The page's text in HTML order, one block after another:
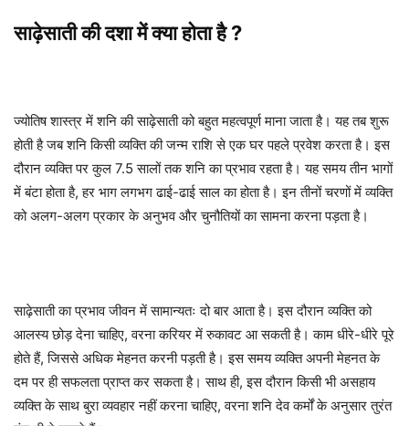
साढ़ेसाती की दशा में क्या होता है ?
ज्योतिष शास्त्र में शनि की साढ़ेसाती को बहुत महत्वपूर्ण माना जाता है। यह तब शुरू
होती है जब शनि किसी व्यक्ति की जन्म राशि से एक घर पहले प्रवेश करता है। इस
दौरान व्यक्ति पर कुल 7.5 सालों तक शनि का प्रभाव रहता है। यह समय तीन भागों
में बंटा होता है, हर भाग लगभग ढाई-ढाई साल का होता है। इन तीनों चरणों में व्यक्ति
को अलग-अलग प्रकार के अनुभव और चुनौतियों का सामना करना पड़ता है।
साढ़ेसाती का प्रभाव जीवन में सामान्यतः दो बार आता है। इस दौरान व्यक्ति को
आलस्य छोड़ देना चाहिए, वरना करियर में रुकावट आ सकती है। काम धीरे-धीरे पूरे
होते हैं, जिससे अधिक मेहनत करनी पड़ती है। इस समय व्यक्ति अपनी मेहनत के
दम पर ही सफलता प्राप्त कर सकता है। साथ ही, इस दौरान किसी भी असहाय
व्यक्ति के साथ बुरा व्यवहार नहीं करना चाहिए, वरना शनि देव कर्मों के अनुसार तुरंत